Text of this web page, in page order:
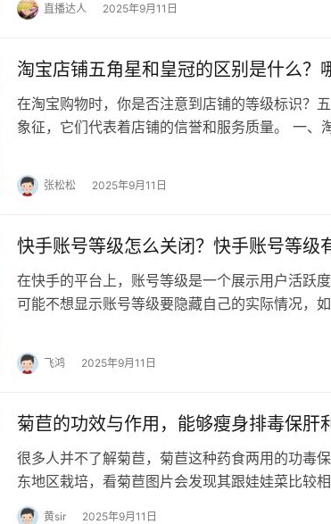
直播达人 2025年9月11日
淘宝店铺五角星和皇冠的区别是什么？
在淘宝购物时，你是否注意到店铺的等级标识？
象征，它们代表着店铺的信誉和服务质量。 一、
张松松 2025年9月11日
快手账号等级怎么关闭？快手账号等级
在快手的平台上，账号等级是一个展示用户活跃
可能不想显示账号等级要隐藏自己的实际情况，
飞鸿 2025年9月11日
菊苣的功效与作用，能够瘦身排毒保肝
很多人并不了解菊苣，菊苣这种药食两用的功毒
东地区栽培，看菊苣图片会发现其跟娃娃菜比较
功效与作用跟普通娃娃菜就完全不同了，其含…
黄sir 2025年9月11日